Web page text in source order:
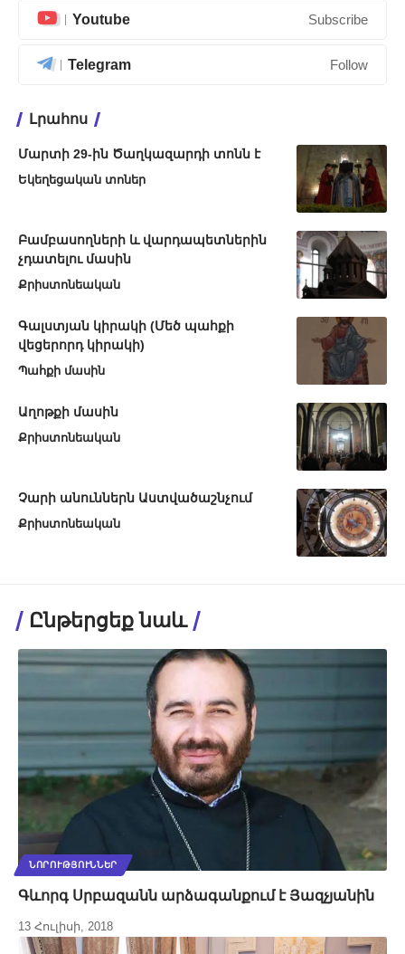
Youtube Subscribe
Telegram Follow
Լրահոս
Մարտի 29-ին Ծաղկազարդի տոնն է
Եկեղեցական տոներ
Բամբասողների և վարդապետներին
չդատելու մասին
Քրիստոնեական
Գալստյան կիրակի (Մեծ պահքի
վեցերորդ կիրակի)
Պահքի մասին
Աղոթքի մասին
Քրիստոնեական
Չարի անուններն Աստվածաշնչում
Քրիստոնեական
Ընթերցեք նաև
ՆՈՐՈՒԹՅՈՒՆՆԵՐ
Գևորգ Սրբազանն արձագանքում է Յազչյանին
13 Հուլիսի, 2018